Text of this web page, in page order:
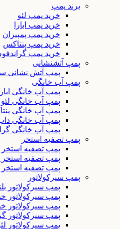
برند پمپ
خرید پمپ لئو
خرید پمپ ابارا
خرید پمپ پمپیران
خرید پمپ پنتاکس
خرید پمپ
پمپ آتشنشانی
پمپ آتش نشانی
پمپ آب خانگی
پمپ آب خانگی ابارا
پمپ آب خانگی لئو
پمپ آب خانگی
پمپ آب خانگی
پمپ آب خانگی
پمپ تصفیه استخر
پمپ تصفیه استخر
پمپ تصفیه
پمپ تصفیه استخر
پمپ سیرکولاتور
پمپ سیرکولاتور
پمپ
پمپ سیرکولاتور
پمپ سیرکولاتور
پمپ سیرکولاتور